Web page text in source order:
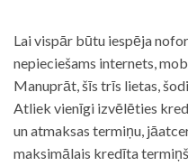
Lai vispār būtu iespēja
nepieciešams internets,
Manuprāt, šīs trīs lietas,
Atliek vienīgi izvēlēties
un atmaksas termiņu,
maksimālais kredīta